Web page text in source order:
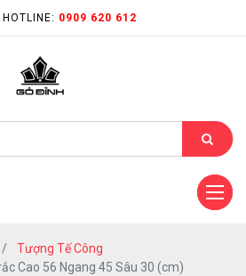
HOTLINE: 0909 620 612
Tượng Tế Công
Cao 56 Ngang 45 Sâu 30 (cm)